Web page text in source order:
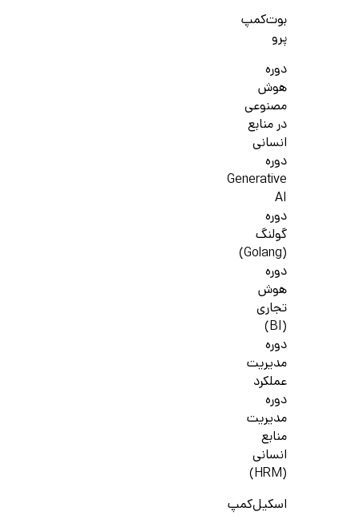
بوت‌کمپ
پرو
دوره
هوش
مصنوعی
در منابع
انسانی
دوره
Generative
AI
دوره
گولنگ
(Golang)
دوره
هوش
تجاری
(BI)
دوره
مدیریت
عملکرد
دوره
مدیریت
منابع
انسانی
(HRM)
اسکیل‌کمپ